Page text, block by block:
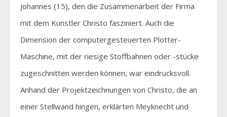
Johannes (15), den die Zusammenarbeit der Firma
mit dem Künstler Christo fasziniert. Auch die
Dimension der computergesteuerten Plotter-
Maschine, mit der riesige Stoffbahnen oder -stücke
zugeschnitten werden können, war eindrucksvoll.
Anhand der Projektzeichnungen von Christo, die an
einer Stellwand hingen, erklärten Meyknecht und